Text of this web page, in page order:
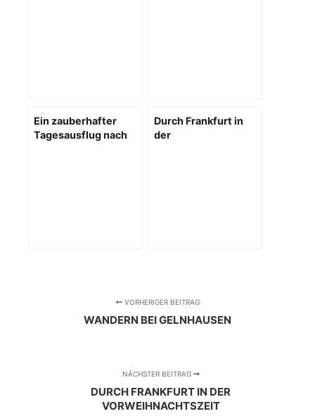
Ein zauberhafter
Tagesausflug nach
Durch Frankfurt in
der
VORHERIGER BEITRAG
WANDERN BEI GELNHAUSEN
NÄCHSTER BEITRAG
DURCH FRANKFURT IN DER
VORWEIHNACHTSZEIT